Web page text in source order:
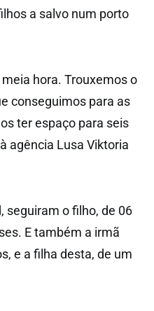
a salvo num porto
hora. Trouxemos o
conseguimos para as
ter espaço para seis
agência Lusa Viktoria
seguiram o filho, de 06
E também a irmã
e a filha desta, de um